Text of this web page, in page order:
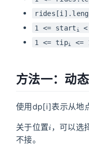
1 <= start i
1 <= tipi <=
方法一：动
使用dp[i]表示从地
关于位置 ，可以选
不接。